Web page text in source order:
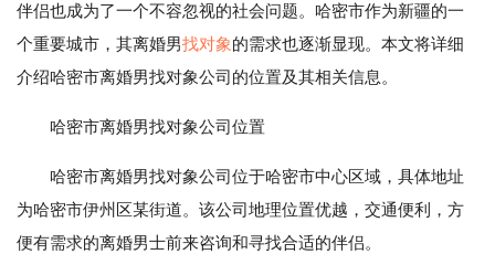
伴侣也成为了一个不容忽视的社会问题。哈密市作为新疆的一
个重要城市，其离婚男找对象的需求也逐渐显现。本文将详细
介绍哈密市离婚男找对象公司的位置及其相关信息。
哈密市离婚男找对象公司位置
哈密市离婚男找对象公司位于哈密市中心区域，具体地址
为哈密市伊州区某街道。该公司地理位置优越，交通便利，方
便有需求的离婚男士前来咨询和寻找合适的伴侣。